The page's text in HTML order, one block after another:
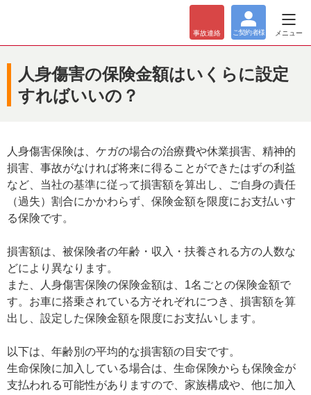
事故連絡 ご契約者様 メニュー
人身傷害の保険金額はいくらに設定
すればいいの？
人身傷害保険は、ケガの場合の治療費や休業損害、精神的
損害、事故がなければ将来に得ることができたはずの利益
など、当社の基準に従って損害額を算出し、ご自身の責任
（過失）割合にかかわらず、保険金額を限度にお支払いす
る保険です。
損害額は、被保険者の年齢・収入・扶養される方の人数な
どにより異なります。
また、人身傷害保険の保険金額は、1名ごとの保険金額で
す。お車に搭乗されている方それぞれにつき、損害額を算
出し、設定した保険金額を限度にお支払いします。
以下は、年齢別の平均的な損害額の目安です。
生命保険に加入している場合は、生命保険からも保険金が
支払われる可能性がありますので、家族構成や、他に加入